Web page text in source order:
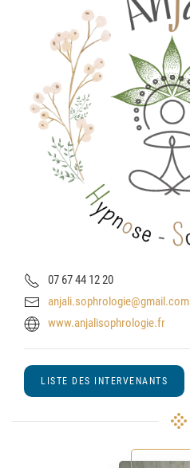
07 67 44 12 20
anjali.sophrologie@gmail.com
www.anjalisophrologie.fr
LISTE DES INTERVENANTS